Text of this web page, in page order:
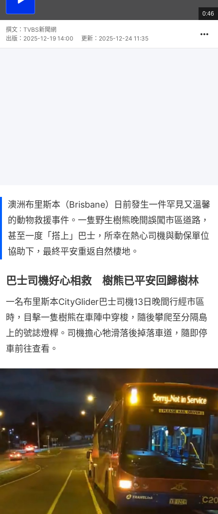
播
總
共
0:46
撰文： TVBS新聞網
出版： 2025-12-19 14:00 更新： 2025-12-24 11:35
澳洲布里斯本（Brisbane）日前發生一件罕見又溫馨
的動物救援事件。一隻野生樹熊晚間誤闖市區道路，
甚至一度「搭上」巴士，所幸在熱心司機與動保單位
協助下，最終平安重返自然棲地。
巴士司機好心相救 樹熊已平安回歸樹林
一名布里斯本CityGlider巴士司機13日晚間行經市區
時，目擊一隻樹熊在車陣中穿梭，隨後攀爬至分隔島
上的號誌燈桿。司機擔心牠滑落後掉落車道，隨即停
車前往查看。